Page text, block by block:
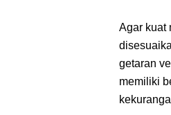
Agar kuat
getaran
memiliki